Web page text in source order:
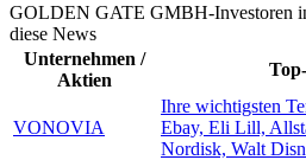
GOLDEN GATE GMBH-Investoren
diese News
Unternehmen /
Aktien
VONOVIA
Ihre wichtigsten
Ebay, Eli Lill,
Nordisk, Walt